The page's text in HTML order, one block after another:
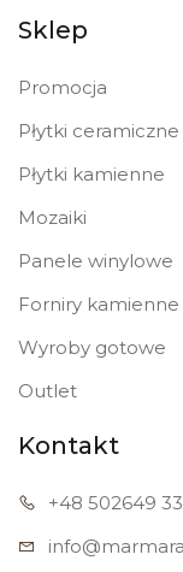
Sklep
Promocja
Płytki ceramiczne
Płytki kamienne
Mozaiki
Panele winylowe
Forniry kamienne
Wyroby gotowe
Outlet
Kontakt
+48 502649